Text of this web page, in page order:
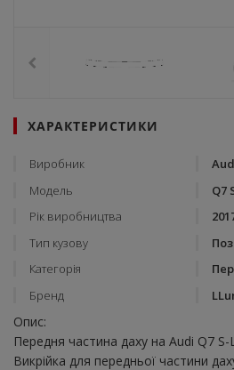
ХАРАКТЕРИСТИКИ
Виробник
Модель
Q7
Рік виробництва
Тип кузову
Категорія
Бренд
Опис:
Передня частина даху на Audi Q7
Викрійка для передньої частини